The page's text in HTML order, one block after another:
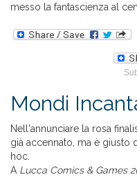
messo la fantascienza al
Mondi
Nell'annunciare la rosa
già accennato, ma è giusto
hoc.
A Lucca Comics & Games